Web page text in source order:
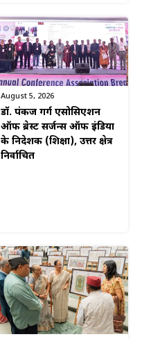
August 5, 2026
डॉ. पंकज गर्ग एसोसिएशन
ऑफ ब्रेस्ट सर्जन्स ऑफ इंडिया
के निदेशक (शिक्षा), उत्तर क्षेत्र
निर्वाचित